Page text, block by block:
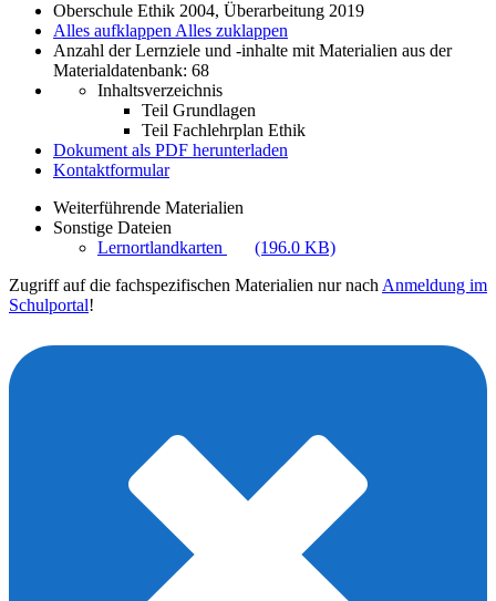
Oberschule Ethik 2004, Überarbeitung 2019
Alles aufklappen Alles zuklappen
Anzahl der Lernziele und -inhalte mit Materialien aus der
Materialdatenbank: 68
Inhaltsverzeichnis
Teil Grundlagen
Teil Fachlehrplan Ethik
Dokument als PDF herunterladen
Kontaktformular
Weiterführende Materialien
Sonstige Dateien
Lernortlandkarten
(196.0 KB)
Zugriff auf die fachspezifischen Materialien nur nach Anmeldung im
Schulportal!